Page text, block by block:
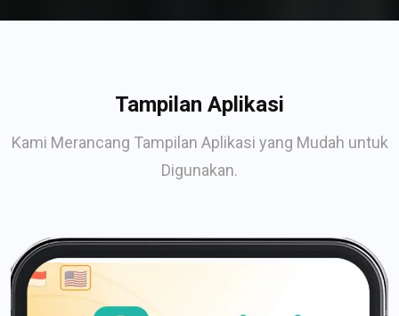
Tampilan Aplikasi
Kami Merancang Tampilan Aplikasi yang Mudah untuk
Digunakan.